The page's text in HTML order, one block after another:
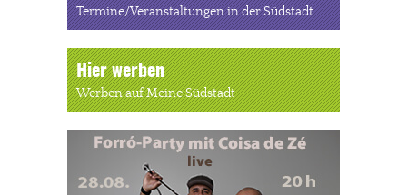
Termine/Veranstaltungen in der Südstadt
Hier werben
Werben auf Meine Südstadt